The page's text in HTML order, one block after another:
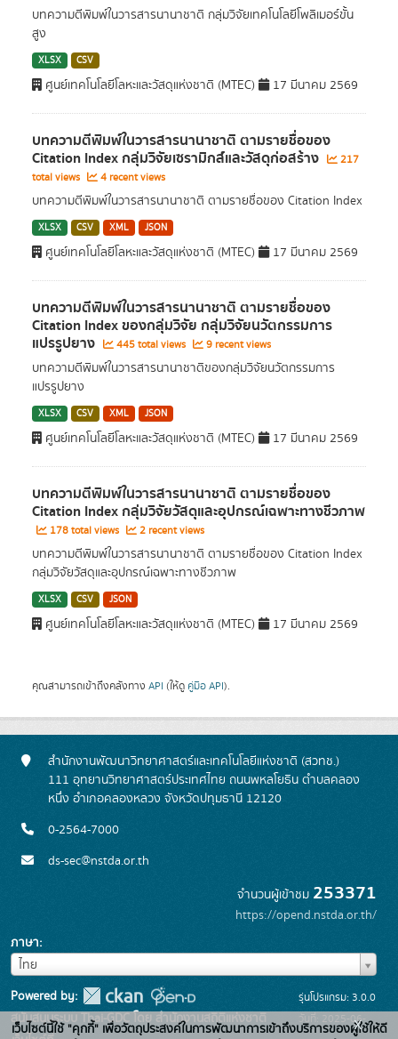
บทความตีพิมพ์ในวารสารนานาชาติ กลุ่มวิจัยเทคโนโลยีโพลิเมอร์ขั้น
สูง
XLSX CSV
ศูนย์เทคโนโลยีโลหะและวัสดุแห่งชาติ (MTEC) 17 มีนาคม 2569
บทความตีพิมพ์ในวารสารนานาชาติ ตามรายชื่อของ
Citation Index กลุ่มวิจัยเซรามิกส์และวัสดุก่อสร้าง
217
total views
4 recent views
บทความตีพิมพ์ในวารสารนานาชาติ ตามรายชื่อของ Citation Index
XLSX CSV XML JSON
ศูนย์เทคโนโลยีโลหะและวัสดุแห่งชาติ (MTEC) 17 มีนาคม 2569
บทความตีพิมพ์ในวารสารนานาชาติ ตามรายชื่อของ
Citation Index ของกลุ่มวิจัย กลุ่มวิจัยนวัตกรรมการ
แปรรูปยาง 445 total views 9 recent views
บทความตีพิมพ์ในวารสารนานาชาติของกลุ่มวิจัยนวัตกรรมการ
แปรรูปยาง
XLSX CSV XML JSON
ศูนย์เทคโนโลยีโลหะและวัสดุแห่งชาติ (MTEC) 17 มีนาคม 2569
บทความตีพิมพ์ในวารสารนานาชาติ ตามรายชื่อของ
Citation Index กลุ่มวิจัยวัสดุและอุปกรณ์เฉพาะทางชีวภาพ
178 total views 2 recent views
บทความตีพิมพ์ในวารสารนานาชาติ ตามรายชื่อของ Citation Index
กลุ่มวิจัยวัสดุและอุปกรณ์เฉพาะทางชีวภาพ
XLSX CSV JSON
ศูนย์เทคโนโลยีโลหะและวัสดุแห่งชาติ (MTEC) 17 มีนาคม 2569
คุณสามารถเข้าถึงคลังทาง API (ให้ดู คู่มือ API).
สำนักงานพัฒนาวิทยาศาสตร์และเทคโนโลยีแห่งชาติ (สวทช.)
111 อุทยานวิทยาศาสตร์ประเทศไทย ถนนพหลโยธิน ตำบลคลอง
หนึ่ง อำเภอคลองหลวง จังหวัดปทุมธานี 12120
0-2564-7000
ds-sec@nstda.or.th
จำนวนผู้เข้าชม 253371
https://opend.nstda.or.th/
ภาษา
ไทย
ภาษา
Powered by:
สนับสนุนระบบ Thai-GDC โดย สำนักงานสถิติแห่งชาติ
รุ่นโปรแกรม: 3.0.0
วันที่: 2025-06-
เว็บไซต์นี้ใช้ "คุกกี้" เพื่อวัตถุประสงค์ในการพัฒนาการเข้าถึงบริการของผู้ใช้ให้ดี
x